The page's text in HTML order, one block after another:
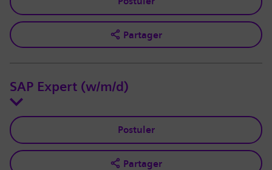
Partager
SAP Expert (w/m/d)
Postuler
Partager